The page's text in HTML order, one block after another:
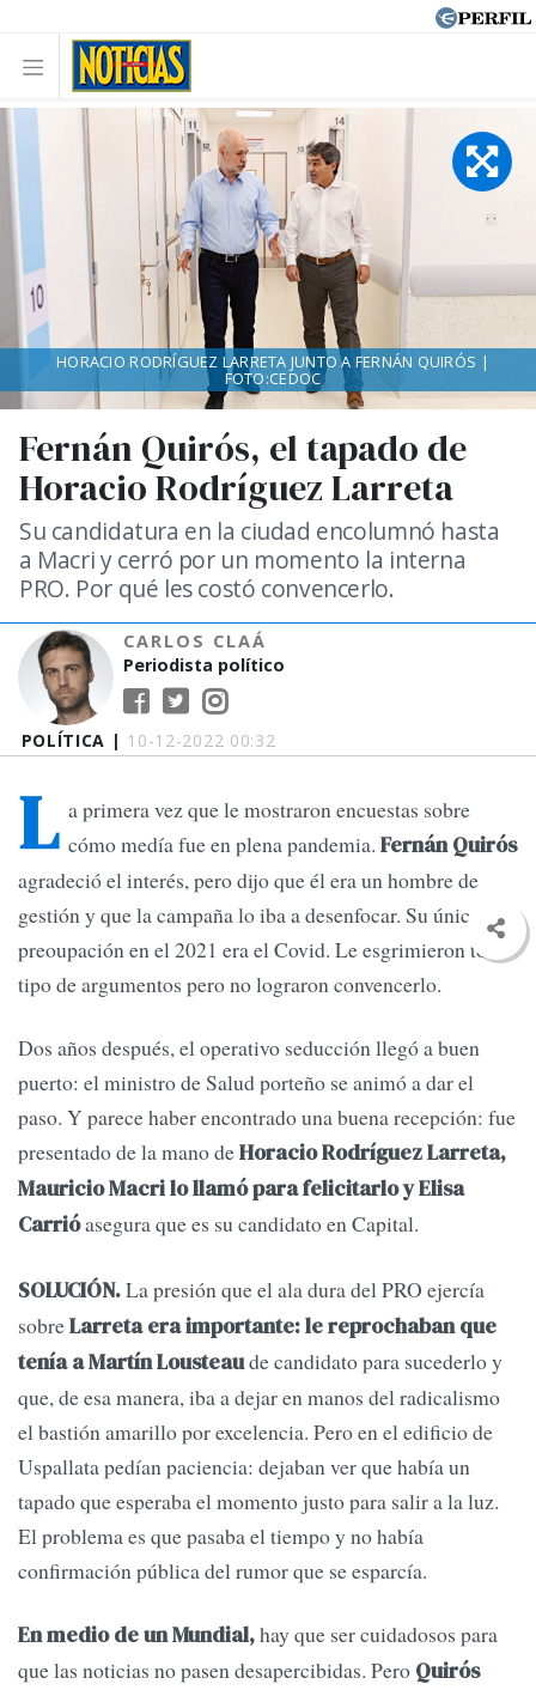
POLÍTICA | 10-12-2022 00:32
Fernán Quirós, el tapado de
Horacio Rodríguez Larreta
Su candidatura en la ciudad encolumnó hasta
a Macri y cerró por un momento la interna
PRO. Por qué les costó convencerlo.
CARLOS CLAÁ
Periodista político
HORACIO RODRÍGUEZ LARRETA JUNTO A FERNÁN QUIRÓS |
FOTO:CEDOC
L a primera vez que le mostraron encuestas sobre
cómo medía fue en plena pandemia. Fernán Quirós
agradeció el interés, pero dijo que él era un hombre de
gestión y que la campaña lo iba a desenfocar. Su única
preoupación en el 2021 era el Covid. Le esgrimieron todo
tipo de argumentos pero no lograron convencerlo.
Dos años después, el operativo seducción llegó a buen
puerto: el ministro de Salud porteño se animó a dar el
paso. Y parece haber encontrado una buena recepción: fue
presentado de la mano deHoracio Rodríguez Larreta,
Mauricio Macri lo llamó para felicitarlo y Elisa
Carrióasegura que es su candidato en Capital.
SOLUCIÓN.La presión que el ala dura del PRO ejercía
sobreLarreta era importante: le reprochaban que
tenía a Martín Lousteaude candidato para sucederlo y
que, de esa manera, iba a dejar en manos del radicalismo
el bastión amarillo por excelencia. Pero en el edificio de
Uspallata pedían paciencia: dejaban ver que había un
tapado que esperaba el momento justo para salir a la luz.
El problema es que pasaba el tiempo y no había
confirmación pública del rumor que se esparcía.
En medio de un Mundial,hay que ser cuidadosos para
que las noticias no pasen desapercibidas. Pero Quirós